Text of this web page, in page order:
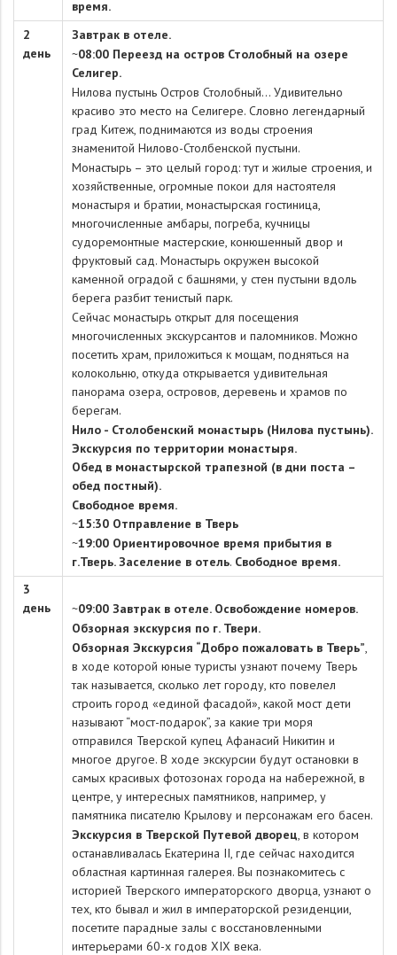
время.
2
день
Завтрак в отеле.
~08:00 Переезд на остров Столобный на озере
Селигер.
Нилова пустынь Остров Столобный... Удивительно
красиво это место на Селигере. Словно легендарный
град Китеж, поднимаются из воды строения
знаменитой Нилово-Столбенской пустыни.
Монастырь – это целый город: тут и жилые строения, и
хозяйственные, огромные покои для настоятеля
монастыря и братии, монастырская гостиница,
многочисленные амбары, погреба, кучницы
судоремонтные мастерские, конюшенный двор и
фруктовый сад. Монастырь окружен высокой
каменной оградой с башнями, у стен пустыни вдоль
берега разбит тенистый парк.
Сейчас монастырь открыт для посещения
многочисленных экскурсантов и паломников. Можно
посетить храм, приложиться к мощам, подняться на
колокольню, откуда открывается удивительная
панорама озера, островов, деревень и храмов по
берегам.
Нило - Столобенский монастырь (Нилова пустынь).
Экскурсия по территории монастыря.
Обед в монастырской трапезной (в дни поста –
обед постный).
Свободное время.
~15:30 Отправление в Тверь
~19:00 Ориентировочное время прибытия в
г.Тверь. Заселение в отель. Свободное время.
3
день
~09:00 Завтрак в отеле. Освобождение номеров.
Обзорная экскурсия по г. Твери.
Обзорная Экскурсия “Добро пожаловать в Тверь”,
в ходе которой юные туристы узнают почему Тверь
так называется, сколько лет городу, кто повелел
строить город «единой фасадой», какой мост дети
называют “мост-подарок”, за какие три моря
отправился Тверской купец Афанасий Никитин и
многое другое. В ходе экскурсии будут остановки в
самых красивых фотозонах города на набережной, в
центре, у интересных памятников, например, у
памятника писателю Крылову и персонажам его басен.
Экскурсия в Тверской Путевой дворец, в котором
останавливалась Екатерина II, где сейчас находится
областная картинная галерея. Вы познакомитесь с
историей Тверского императорского дворца, узнают о
тех, кто бывал и жил в императорской резиденции,
посетите парадные залы с восстановленными
интерьерами 60-х годов XIX века.